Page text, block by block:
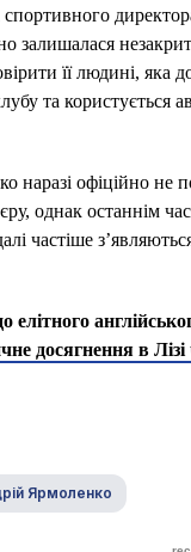
спортивного
залишалася
її людині, яка
та користується
наразі офіційно не
однак останнім
частіше
елітного
досягнення в Лізі
Ярмоленко